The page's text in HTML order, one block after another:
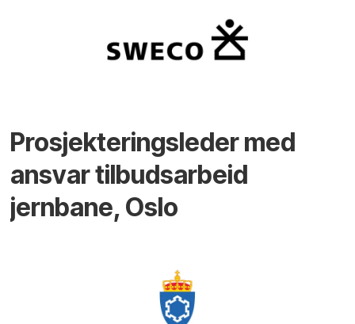
Prosjekteringsleder med
ansvar tilbudsarbeid
jernbane, Oslo